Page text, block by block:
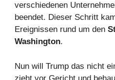
verschiedenen
beendet. Dieser Schritt
Ereignissen rund um den
Washington.
Nun will Trump das nicht